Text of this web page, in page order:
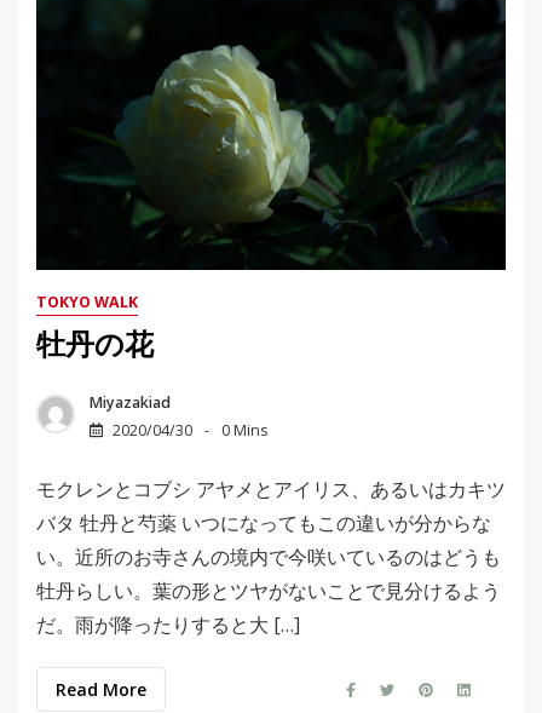
TOKYO WALK
牡丹の花
Miyazakiad
2020/04/30
0 Mins
モクレンとコブシ アヤメとアイリス、あるいはカキツ
バタ 牡丹と芍薬 いつになってもこの違いが分からな
い。近所のお寺さんの境内で今咲いているのはどうも
牡丹らしい。葉の形とツヤがないことで見分けるよう
だ。雨が降ったりすると大 […]
Read More